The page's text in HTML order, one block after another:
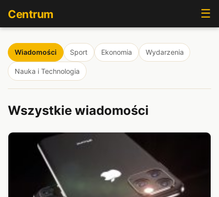
Centrum ☰
Wiadomości Sport Ekonomia Wydarzenia
Nauka i Technologia
Wszystkie wiadomości